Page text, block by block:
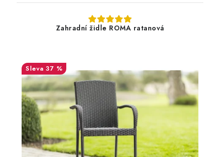
Zahradní židle ROMA ratanová
37 %